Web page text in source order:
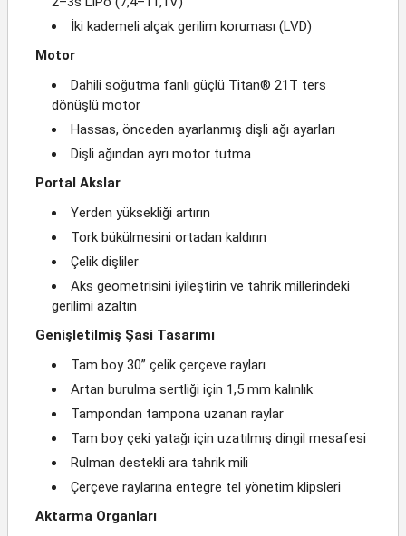
İki kademeli alçak gerilim koruması (LVD)
Motor
Dahili soğutma fanlı güçlü Titan® 21T ters
dönüşlü motor
Hassas, önceden ayarlanmış dişli ağı ayarları
Dişli ağından ayrı motor tutma
Portal Akslar
Yerden yüksekliği artırın
Tork bükülmesini ortadan kaldırın
Çelik dişliler
Aks geometrisini iyileştirin ve tahrik millerindeki
gerilimi azaltın
Genişletilmiş Şasi Tasarımı
Tam boy 30” çelik çerçeve rayları
Artan burulma sertliği için 1,5 mm kalınlık
Tampondan tampona uzanan raylar
Tam boy çeki yatağı için uzatılmış dingil mesafesi
Rulman destekli ara tahrik mili
Çerçeve raylarına entegre tel yönetim klipsleri
Aktarma Organları